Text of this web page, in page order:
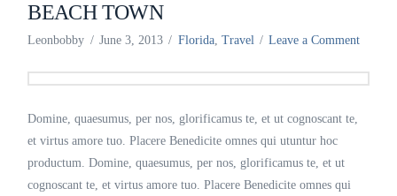
BEACH TOWN
Leonbobby June 3, 2013 Florida, Travel Leave a Comment
Domine, quaesumus, per nos, glorificamus te, et ut cognoscant te,
et virtus amore tuo. Placere Benedicite omnes qui utuntur hoc
productum. Domine, quaesumus, per nos, glorificamus te, et ut
cognoscant te, et virtus amore tuo. Placere Benedicite omnes qui